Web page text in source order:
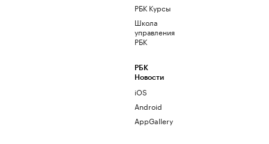
РБК Курсы
Школа
управления
РБК
РБК
Новости
iOS
Android
AppGallery